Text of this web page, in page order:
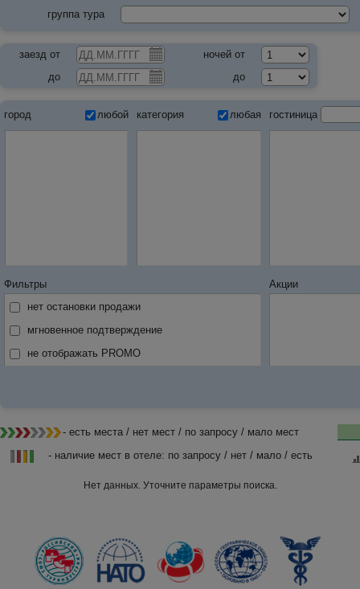
группа тура
заезд от
ночей от
до
до
город любой категория любая гостиница
Фильтры
нет остановки продажи
мгновенное подтверждение
не отображать PROMO
Акции
- есть места / нет мест / по запросу / мало мест
- наличие мест в отеле: по запросу / нет / мало / есть
Нет данных. Уточните параметры поиска.